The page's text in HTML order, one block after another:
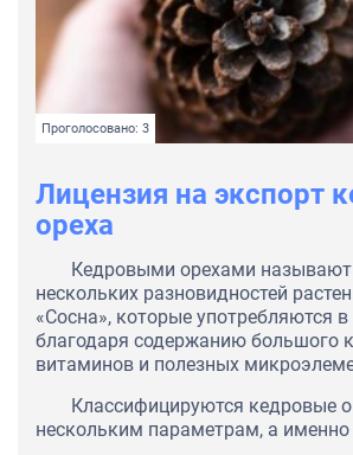
Проголосовано: 3
Лицензия на экспорт
ореха
Кедровыми орехами
нескольких разновидностей
«Сосна», которые употребляются
благодаря содержанию большого
витаминов и полезных
Классифицируются кедровые
нескольким параметрам, а именно